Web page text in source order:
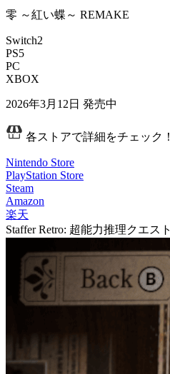
零 ～紅い蝶～ REMAKE
Switch2
PS5
PC
XBOX
2026年3月12日 発売中
各ストアで詳細をチェック！
Nintendo Store
PlayStation Store
Steam
Amazon
楽天
Staffer Retro: 超能力推理クエスト